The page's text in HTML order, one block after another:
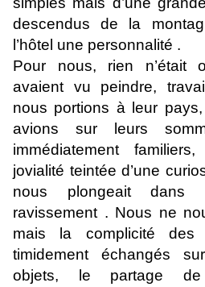
descendus de la
l’hôtel une personnalité .
Pour nous, rien n’était
avaient vu peindre,
nous portions à leur
avions sur leurs
immédiatement
jovialité teintée d’une
nous plongeait dans
ravissement . Nous ne
mais la complicité des
timidement échangés
objets, le partage de